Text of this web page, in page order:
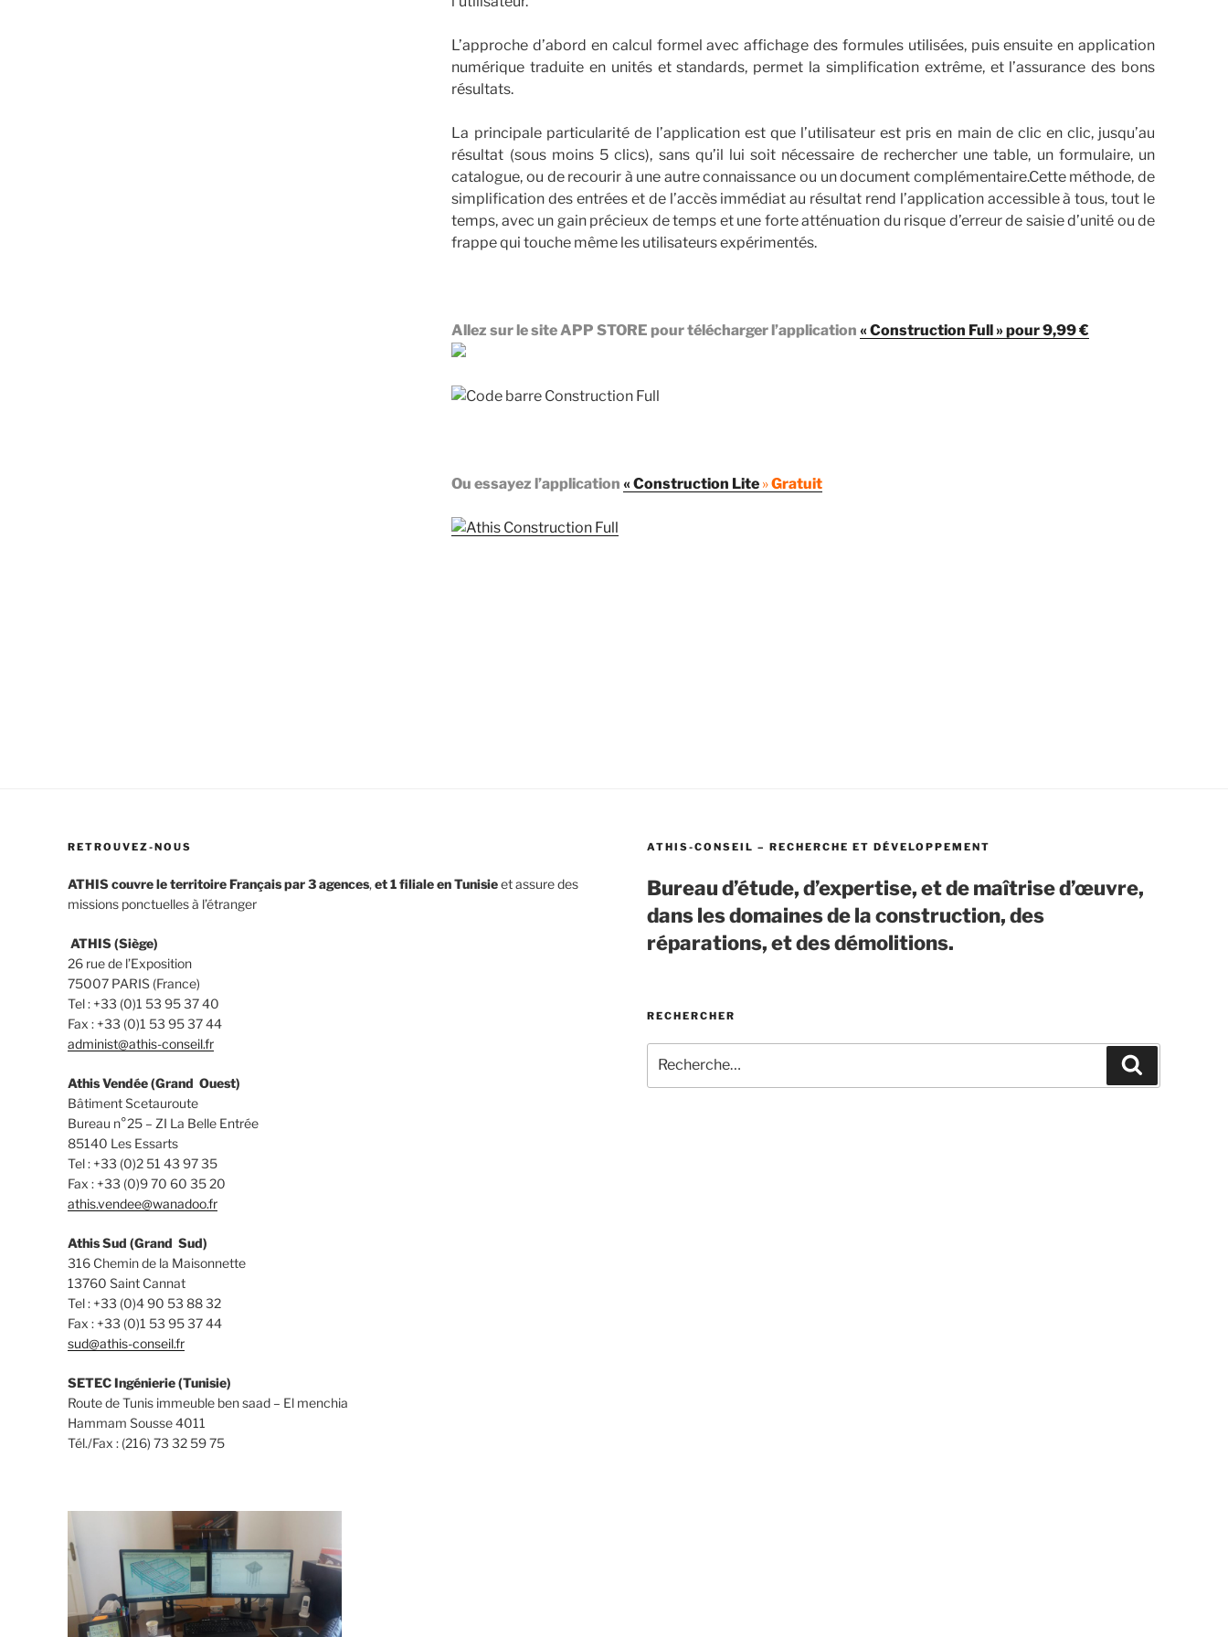
L’approche d’abord en calcul formel avec affichage des formules utilisées, puis ensuite en application
numérique traduite en unités et standards, permet la simplification extrême, et l’assurance des bons
résultats.
La principale particularité de l’application est que l’utilisateur est pris en main de clic en clic, jusqu’au
résultat (sous moins 5 clics), sans qu’il lui soit nécessaire de rechercher une table, un formulaire, un
catalogue, ou de recourir à une autre connaissance ou un document complémentaire.Cette méthode, de
simplification des entrées et de l’accès immédiat au résultat rend l’application accessible à tous, tout le
temps, avec un gain précieux de temps et une forte atténuation du risque d’erreur de saisie d’unité ou de
frappe qui touche même les utilisateurs expérimentés.
Allez sur le site APP STORE pour télécharger l’application « Construction Full » pour 9,99 €
Ou essayez l’application « Construction Lite »Gratuit
RETROUVEZ-NOUS
ATHIS couvre le territoire Français par 3 agences,et 1 filiale en Tunisieet assure des
missions ponctuelles à l’étranger
ATHIS (Siège)
26 rue de l’Exposition
75007 PARIS (France)
Tel : +33 (0)1 53 95 37 40
Fax : +33 (0)1 53 95 37 44
administ@athis-conseil.fr
Athis Vendée (Grand Ouest)
Bâtiment Scetauroute
Bureau n°25 – ZI La Belle Entrée
85140 Les Essarts
Tel : +33 (0)2 51 43 97 35
Fax : +33 (0)9 70 60 35 20
athis.vendee@wanadoo.fr
Athis Sud (Grand Sud)
316 Chemin de la Maisonnette
13760 Saint Cannat
Tel : +33 (0)4 90 53 88 32
Fax : +33 (0)1 53 95 37 44
sud@athis-conseil.fr
SETEC Ingénierie (Tunisie)
Route de Tunis immeuble ben saad – El menchia
Hammam Sousse 4011
Tél./Fax : (216) 73 32 59 75
ATHIS-CONSEIL – RECHERCHE ET DÉVELOPPEMENT
Bureau d’étude, d’expertise, et de maîtrise d’œuvre,
dans les domaines de la construction, des
réparations, et des démolitions.
RECHERCHER
pour
: